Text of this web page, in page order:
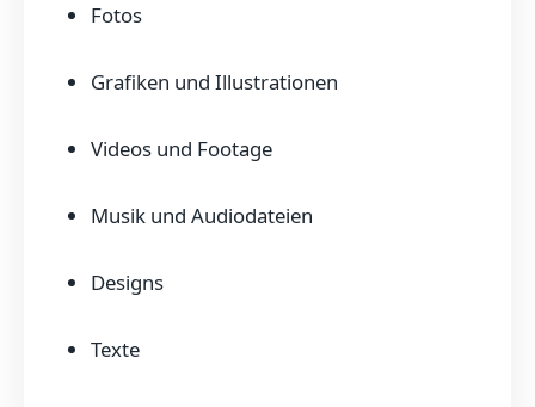
Fotos
Grafiken und Illustrationen
Videos und Footage
Musik und Audiodateien
Designs
Texte